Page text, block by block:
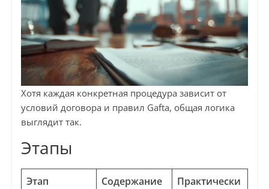
Хотя каждая конкретная процедура зависит от
условий договора и правил Gafta, общая логика
выглядит так.
Этапы
Этап Содержание
Практически